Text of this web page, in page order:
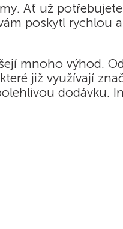
Ať už
poskytl rychlou
mnoho výhod.
již využívají
dodávku.